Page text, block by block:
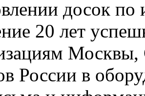
досок по
20 лет
Москвы,
России в